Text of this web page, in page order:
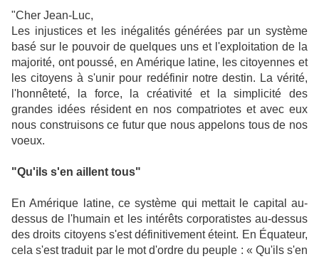
"Cher Jean-Luc,
Les injustices et les inégalités générées par un système
basé sur le pouvoir de quelques uns et l'exploitation de la
majorité, ont poussé, en Amérique latine, les citoyennes et
les citoyens à s'unir pour redéfinir notre destin. La vérité,
l'honnêteté, la force, la créativité et la simplicité des
grandes idées résident en nos compatriotes et avec eux
nous construisons ce futur que nous appelons tous de nos
voeux.
"Qu'ils s'en aillent tous"
En Amérique latine, ce système qui mettait le capital au-
dessus de l'humain et les intérêts corporatistes au-dessus
des droits citoyens s'est définitivement éteint. En Équateur,
cela s'est traduit par le mot d'ordre du peuple : « Qu'ils s'en